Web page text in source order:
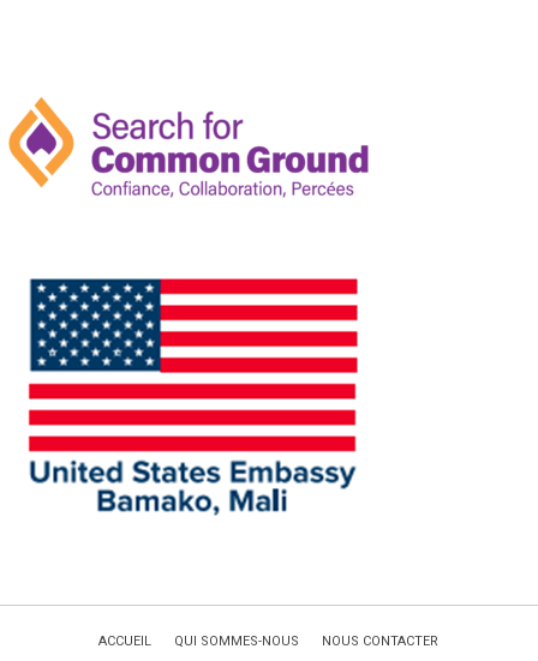
ACCUEIL QUI SOMMES-NOUS NOUS CONTACTER